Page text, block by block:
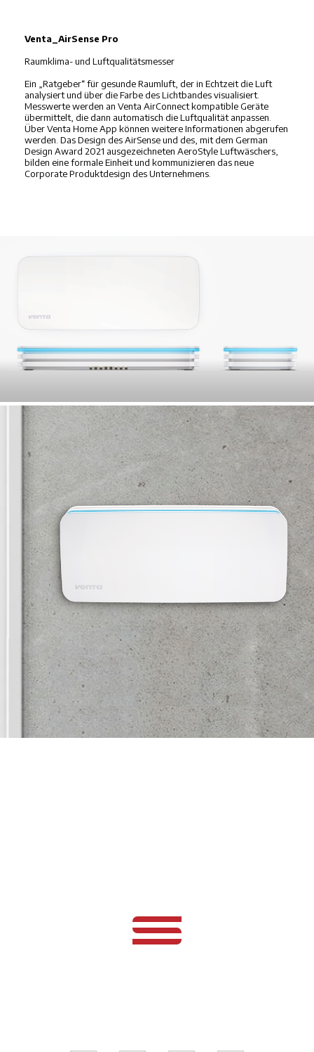
Venta_AirSense Pro
Raumklima- und Luftqualitätsmesser
Ein „Ratgeber“ für gesunde Raumluft, der in Echtzeit die Luft
analysiert und über die Farbe des Lichtbandes visualisiert.
Messwerte werden an Venta AirConnect kompatible Geräte
übermittelt, die dann automatisch die Luftqualität anpassen.
Über Venta Home App können weitere Informationen abgerufen
werden. Das Design des AirSense und des, mit dem German
Design Award 2021 ausgezeichneten AeroStyle Luftwäschers,
bilden eine formale Einheit und kommunizieren das neue
Corporate Produktdesign des Unternehmens.